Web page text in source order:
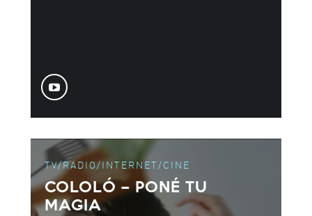
TV/RADIO/INTERNET/CINE
COLOLÓ – PONÉ TU
MAGIA